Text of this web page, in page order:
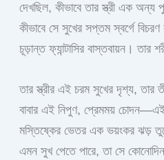
দেখছিল, কীভাবে তার স্ত্রী এক অন্য
কীভাবে সে সুখের সপ্তম স্বর্গে
চূড়ান্ত ফ্যান্টাসির বাস্তবায়ন। তার
তার স্ত্রীর এই চরম সুখের দৃশ্য, তার
বাবার এই নিপুণ, প্রেমময়
মস্তিষ্কের ভেতর এক ভয়ংকর ঝড় তুলে
এমন সুখ পেতে পারে, তা সে